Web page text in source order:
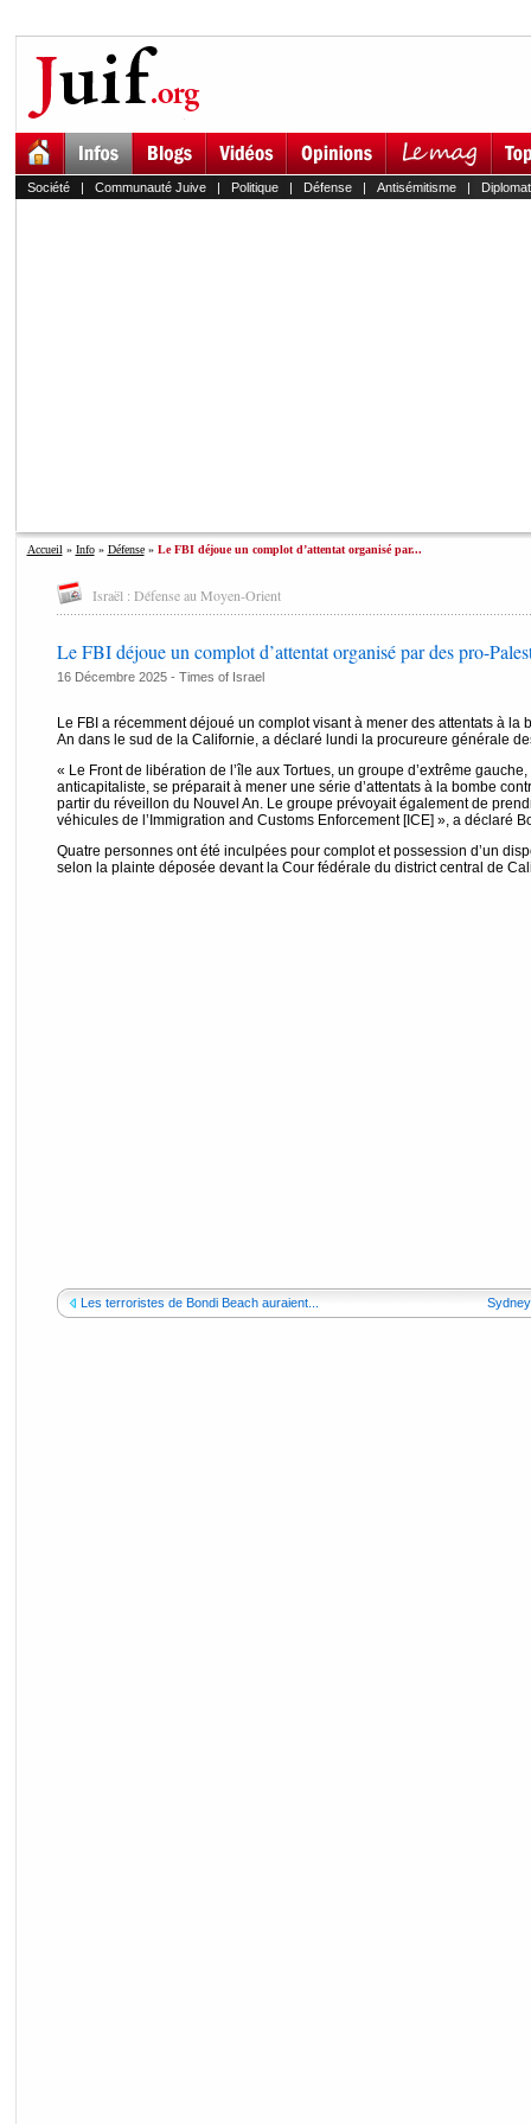
Société| Communauté Juive| Politique| Défense| Antisémitisme|
Accueil » Info» Défense» Le FBI déjoue un complot d’attentat organisé par...
Israël : Défense au Moyen-Orient
Le FBI déjoue un complot d’attentat organisé par des pro-
16 Décembre 2025 - Times of Israel
Le FBI a récemment déjoué un complot visant à mener des attentats à
An dans le sud de la Californie, a déclaré lundi la procureure générale
« Le Front de libération de l’île aux Tortues, un groupe d’extrême
anticapitaliste, se préparait à mener une série d’attentats à la bombe
partir du réveillon du Nouvel An. Le groupe prévoyait également de
véhicules de l’Immigration and Customs Enforcement [ICE] », a déclaré
Quatre personnes ont été inculpées pour complot et possession d’un
selon la plainte déposée devant la Cour fédérale du district central de
Les terroristes de Bondi Beach auraient...